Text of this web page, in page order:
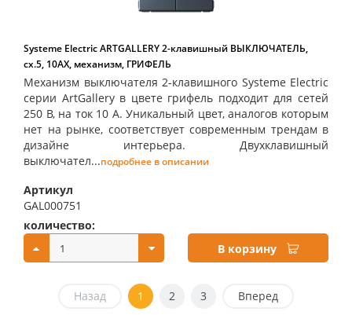
Systeme Electric ARTGALLERY 2-клавишный ВЫКЛЮЧАТЕЛЬ,
сх.5, 10АХ, механизм, ГРИФЕЛЬ
Механизм выключателя 2-клавишного Systeme Electric
серии ArtGallery в цвете грифель подходит для сетей
250 В, на ток 10 А. Уникальный цвет, аналогов которым
нет на рынке, соответствует современным трендам в
дизайне интерьера. Двухклавишный
выключател...подробнее в описании
Артикул
GAL000751
количество:
В корзину
Назад 1 2 3 Вперед